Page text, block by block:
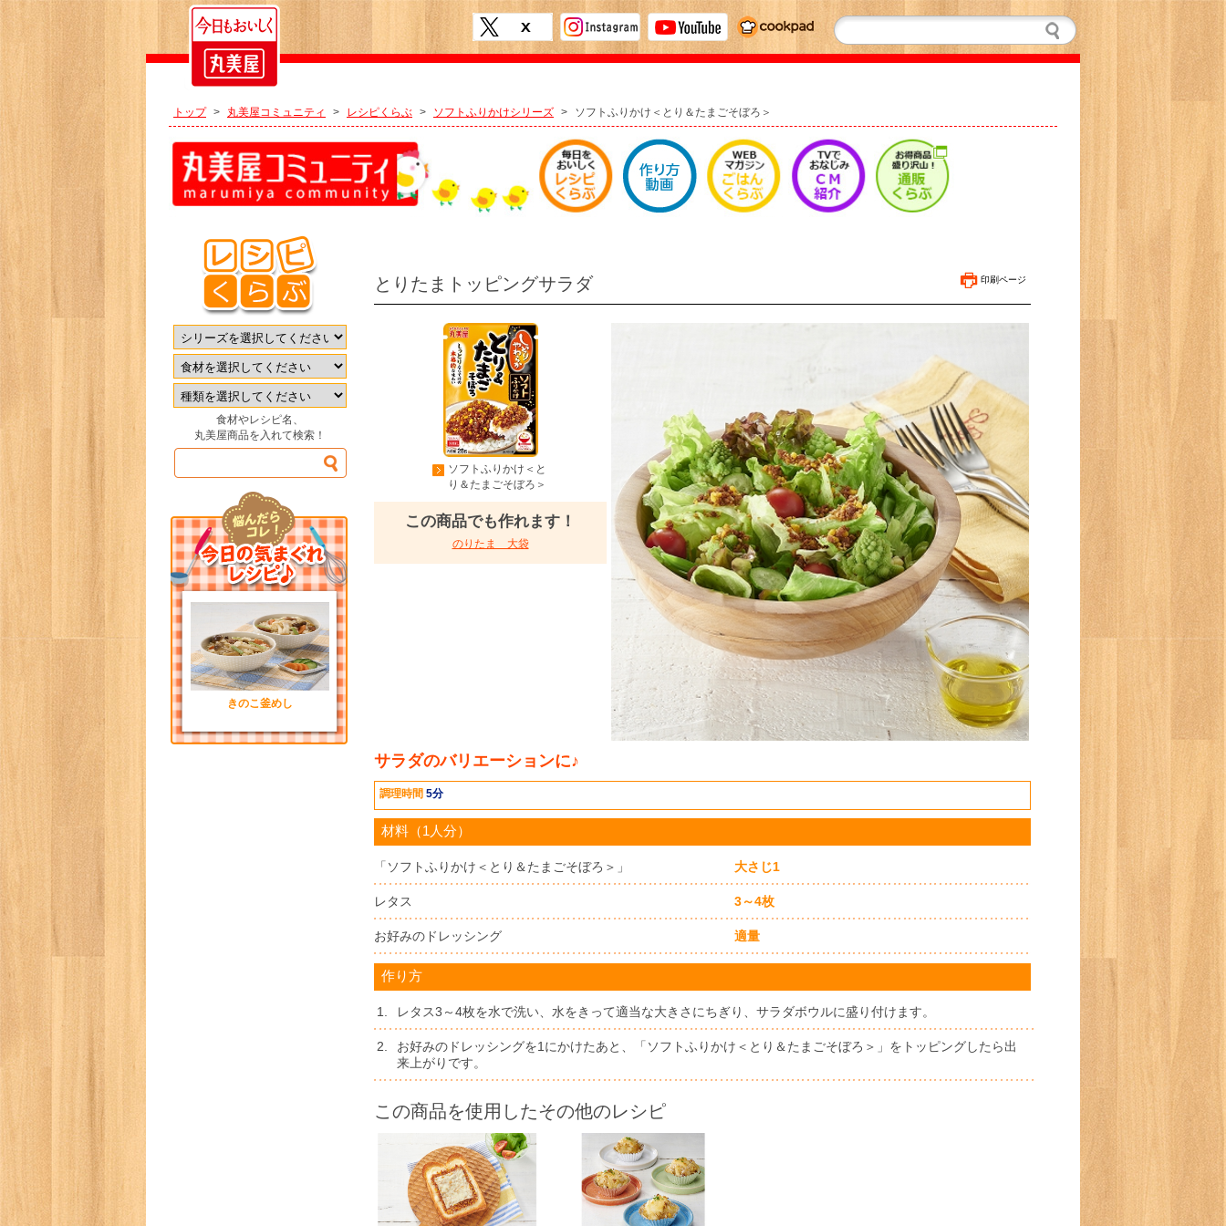
トップ > 丸美屋コミュニティ > レシピくらぶ > ソフトふりかけシリーズ > ソフトふりかけ＜とり＆たまごそぼろ＞
食材やレシピ名、
丸美屋商品を入れて検索！
きのこ釜めし
とりたまトッピングサラダ 印刷ページ
ソフトふりかけ＜と
り＆たまごそぼろ＞
この商品でも作れます！
のりたま 大袋
サラダのバリエーションに♪
調理時間 5分
材料（1人分）
「ソフトふりかけ＜とり＆たまごそぼろ＞」 大さじ1
レタス 3～4枚
お好みのドレッシング 適量
作り方
1. レタス3～4枚を水で洗い、水をきって適当な大きさにちぎり、サラダボウルに盛り付けます。
2.
お好みのドレッシングを1にかけたあと、「ソフトふりかけ＜とり＆たまごそぼろ＞」をトッピングしたら出
来上がりです。
この商品を使用したその他のレシピ